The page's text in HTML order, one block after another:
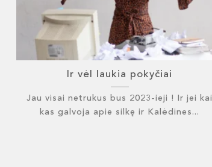
Ir vėl laukia pokyčiai
Jau visai netrukus bus 2023-ieji ! Ir jei kai
kas galvoja apie silkę ir Kalėdines...